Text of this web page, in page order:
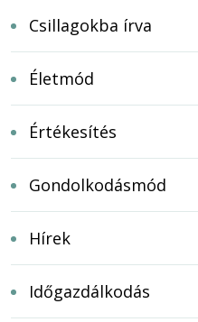
Csillagokba írva
Életmód
Értékesítés
Gondolkodásmód
Hírek
Időgazdálkodás